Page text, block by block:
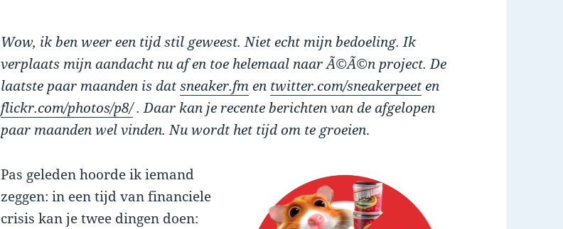
Wow, ik ben weer een tijd stil geweest. Niet echt mijn bedoeling. Ik
verplaats mijn aandacht nu af en toe helemaal naar Ã©Ã©n project. De
laatste paar maanden is datsneaker.fmen twitter.com/sneakerpeeten
flickr.com/photos/p8/. Daar kan je recente berichten van de afgelopen
paar maanden wel vinden. Nu wordt het tijd om te groeien.
Pas geleden hoorde ik iemand
zeggen: in een tijd van financiele
crisis kan je twee dingen doen: